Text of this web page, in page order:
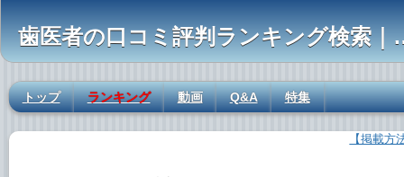
歯医者の口コ
トップ ランキング 動画 Q&A 特集
【掲載方